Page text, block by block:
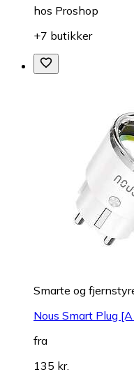
hos Proshop
+7 butikker
Smarte og
Nous Smart Plug
fra
135 kr.